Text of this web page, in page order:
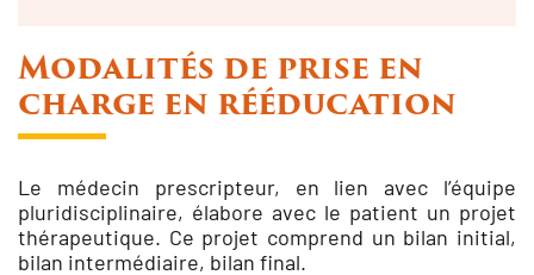
Modalités de prise en
charge en rééducation
Le médecin prescripteur, en lien avec l’équipe
pluridisciplinaire, élabore avec le patient un projet
thérapeutique. Ce projet comprend un bilan initial,
bilan intermédiaire, bilan final.